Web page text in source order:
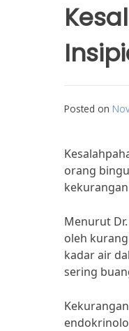
Posted on
orang
Menurut
oleh
kadar air
sering